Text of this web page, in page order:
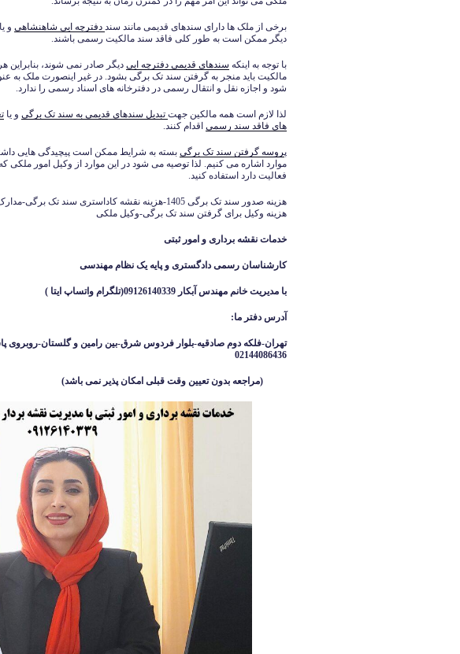
برخی از ملک ها دارای سندهای قدیمی مانند سند دفترچه ایی شاهنشاهی و یا
دیگر ممکن است به طور کلی فاقد سند مالکیت رسمی باشند.
با توجه به اینکه سندهای قدیمی دفترچه ایی دیگر صادر نمی شوند،
مالکیت باید منجر به گرفتن سند تک برگی بشود. در غیر اینصورت ملک به
شود و اجازه نقل و انتقال رسمی در دفترخانه های اسناد رسمی را ندارد.
لذا لازم است همه مالکین جهت تبدیل سندهای قدیمی به سند تک برگی و یا
های فاقد سند رسمی اقدام کنند.
پروسه گرفتن سند تک برگی بسته به شرایط ممکن است پیچیدگی هایی
موارد اشاره می کنیم. لذا توصیه می شود در این موارد از وکیل امور ملکی
فعالیت دارد استفاده کنید.
هزینه وکیل برای گرفتن سند تک برگی-وکیل ملکی
خدمات نقشه برداری و امور ثبتی
کارشناسان رسمی دادگستری و پایه یک نظام مهندسی
با مدیریت خانم مهندس آبکار 09126140339(تلگرام واتساپ ایتا )
آدرس دفتر ما:
تهران-فلکه دوم صادقیه-بلوار فردوس شرق-بین رامین و گلستان-روبروی
02144086436
(مراجعه بدون تعیین وقت قبلی امکان پذیر نمی باشد)